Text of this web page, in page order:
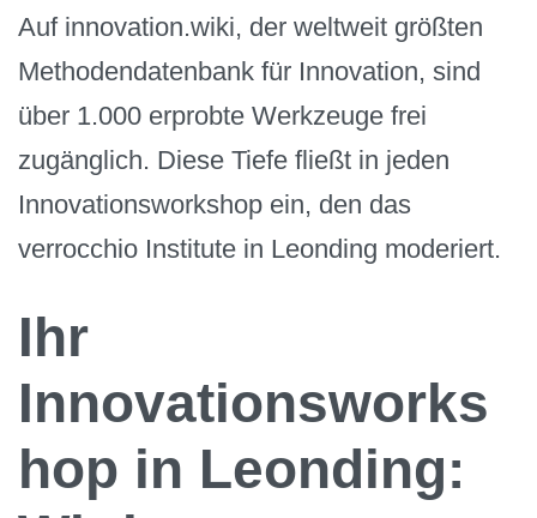
Auf innovation.wiki, der weltweit größten
Methodendatenbank für Innovation, sind
über 1.000 erprobte Werkzeuge frei
zugänglich. Diese Tiefe fließt in jeden
Innovationsworkshop ein, den das
verrocchio Institute in Leonding moderiert.
Ihr
Innovationsworks
hop in Leonding: